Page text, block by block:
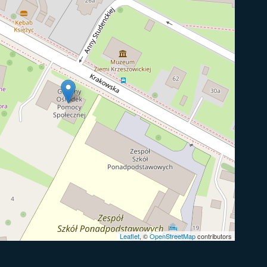
Leaflet, ©OpenStreetMapcontributors